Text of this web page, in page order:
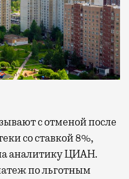
со ставкой 8%,
аналитику ЦИАН.
по льготным